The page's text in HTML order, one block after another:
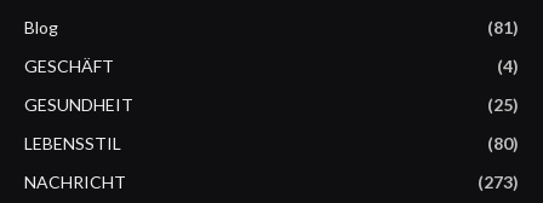
Blog
(81)
GESCHÄFT
(4)
GESUNDHEIT
(25)
LEBENSSTIL
(80)
NACHRICHT
(273)